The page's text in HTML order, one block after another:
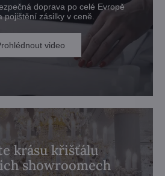
doprava po celé Evropě
pojištění zásilky v ceně.
video
krásu křišťálu
showroomech